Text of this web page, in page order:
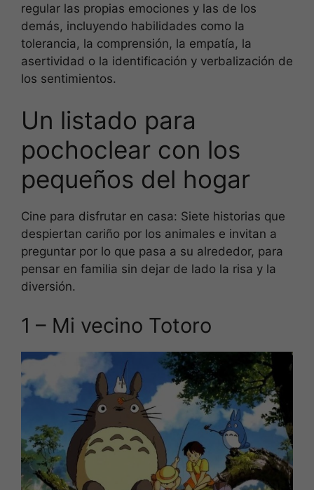
regular las propias emociones y las de los
demás, incluyendo habilidades como la
tolerancia, la comprensión, la empatía, la
asertividad o la identificación y verbalización de
los sentimientos.
Un listado para
pochoclear con los
pequeños del hogar
Cine para disfrutar en casa: Siete historias que
despiertan cariño por los animales e invitan a
preguntar por lo que pasa a su alrededor, para
pensar en familia sin dejar de lado la risa y la
diversión.
1 – Mi vecino Totoro